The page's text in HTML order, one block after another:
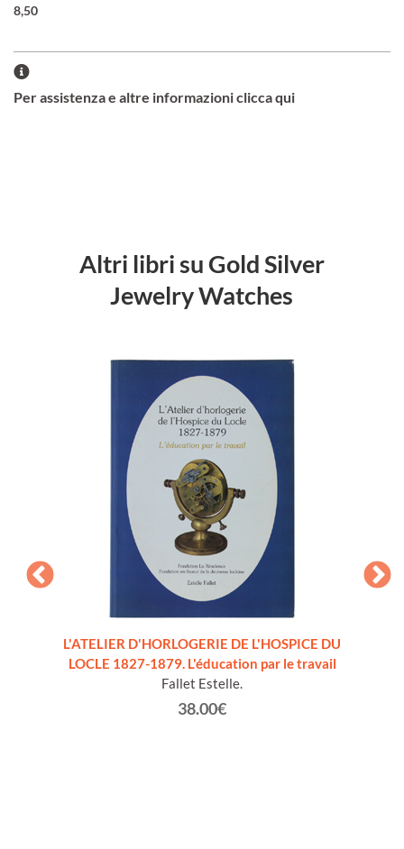
8,50
Per assistenza e altre informazioni clicca qui
Altri libri su Gold Silver
Jewelry Watches
L'ATELIER D'HORLOGERIE DE L'HOSPICE DU
LOCLE 1827-1879. L'éducation par le travail
Fallet Estelle.
38.00€